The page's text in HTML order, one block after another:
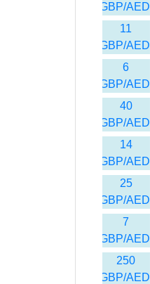
GBP/AED
11
GBP/AED
6
GBP/AED
40
GBP/AED
14
GBP/AED
25
GBP/AED
7
GBP/AED
250
GBP/AED